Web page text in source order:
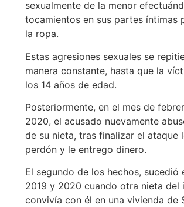
sexualmente de la menor
tocamientos en sus partes íntimas
la ropa.
Estas agresiones sexuales se
manera constante, hasta que la
los 14 años de edad.
Posteriormente, en el mes de
2020, el acusado nuevamente
de su nieta, tras finalizar el ataque
perdón y le entrego dinero.
El segundo de los hechos, sucedió
2019 y 2020 cuando otra nieta del
convivía con él en una vivienda de